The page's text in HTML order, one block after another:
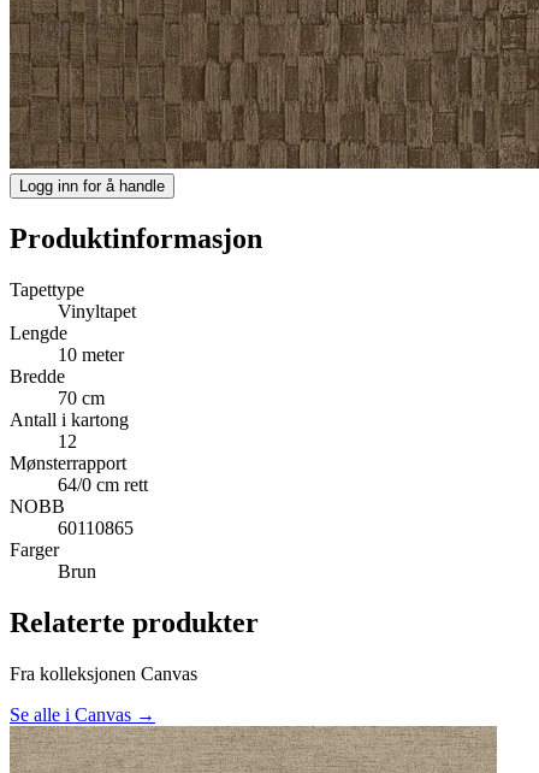
Logg inn for å handle
Produktinformasjon
Tapettype
Vinyltapet
Lengde
10 meter
Bredde
70 cm
Antall i kartong
12
Mønsterrapport
64/0 cm rett
NOBB
60110865
Farger
Brun
Relaterte produkter
Fra kolleksjonen Canvas
Se alle i Canvas →